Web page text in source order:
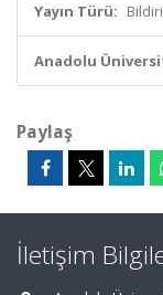
Yayın Türü:
Anadolu
Paylaş
İletişim